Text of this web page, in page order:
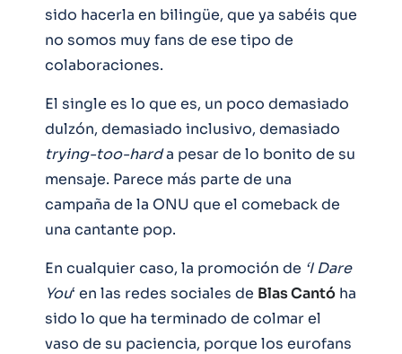
sido hacerla en bilingüe, que ya sabéis que
no somos muy fans de ese tipo de
colaboraciones.
El single es lo que es, un poco demasiado
dulzón, demasiado inclusivo, demasiado
trying-too-harda pesar de lo bonito de su
mensaje. Parece más parte de una
campaña de la ONU que el comeback de
una cantante pop.
En cualquier caso, la promoción de ‘I Dare
You‘ en las redes sociales de Blas Cantó ha
sido lo que ha terminado de colmar el
vaso de su paciencia, porque los eurofans